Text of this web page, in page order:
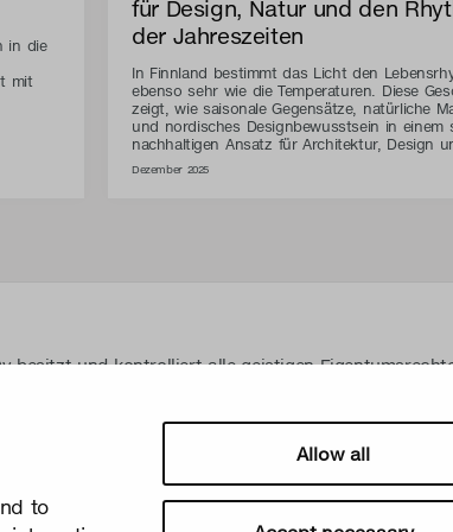
to
Allow all
in die
mit
für Design, Natur und den
der Jahreszeiten
In Finnland bestimmt das Licht den
ebenso sehr wie die Temperaturen. Diese
zeigt, wie saisonale Gegensätze, natürliche
und nordisches Designbewusstsein in einem
nachhaltigen Ansatz für Architektur, Design
Dezember 2025
besitzt und kontrolliert alle geistigen
der geistigen Eigentumsrechte von Secto Design Oy
ist streng verboten. Secto Design Oy nimmt